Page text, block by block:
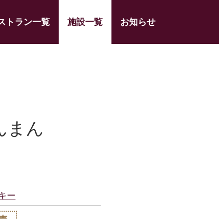
トラン一覧 施設一覧 お知らせ
まん
ー